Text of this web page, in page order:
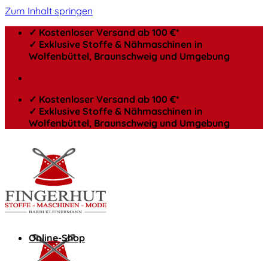
Zum Inhalt springen
✓ Kostenloser Versand ab 100 €*
✓ Exklusive Stoffe & Nähmaschinen in
Wolfenbüttel, Braunschweig und Umgebung
✓ Kostenloser Versand ab 100 €*
✓ Exklusive Stoffe & Nähmaschinen in
Wolfenbüttel, Braunschweig und Umgebung
Online-Shop